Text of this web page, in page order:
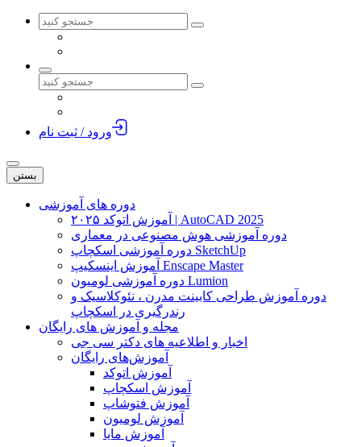
ورود / ثبت نام
بستن
دوره های آموزشی
آموزش اتوکد ۲۰۲۵ | AutoCAD 2025
دوره آموزشی هوش مصنوعی در معماری
دوره آموزشی اسکچاپ SketchUp
آموزش اینسکیپ Enscape Master
دوره آموزشی لومیون Lumion
دوره آموزش طراحی کابینت مدرن ، نئوکلاسیک و
رندرگیری در اسکچاپ
مجله و آموزش های رایگان
اخبار و اطلاعیه های دکتر سی جی
آموزش‌های رایگان
آموزش اتوکد
آموزش اسکچاپ
آموزش فتوشاپ
آموزش لومیون
آموزش مایا